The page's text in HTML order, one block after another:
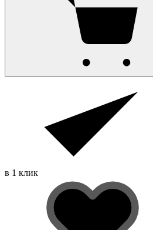
в 1 клик